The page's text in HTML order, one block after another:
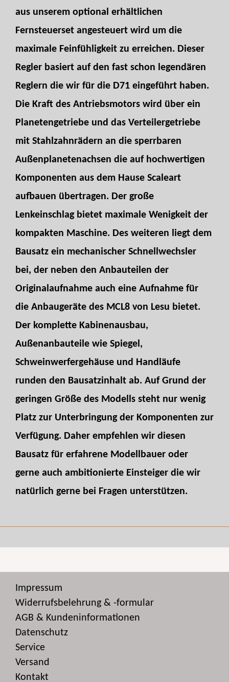
aus unserem optional erhältlichen
Fernsteuerset angesteuert wird um die
maximale Feinfühligkeit zu erreichen. Dieser
Regler basiert auf den fast schon legendären
Reglern die wir für die D71 eingeführt haben.
Die Kraft des Antriebsmotors wird über ein
Planetengetriebe und das Verteilergetriebe
mit Stahlzahnrädern an die sperrbaren
Außenplanetenachsen die auf hochwertigen
Komponenten aus dem Hause Scaleart
aufbauen übertragen. Der große
Lenkeinschlag bietet maximale Wenigkeit der
kompakten Maschine. Des weiteren liegt dem
Bausatz ein mechanischer Schnellwechsler
bei, der neben den Anbauteilen der
Originalaufnahme auch eine Aufnahme für
die Anbaugeräte des MCL8 von Lesu bietet.
Der komplette Kabinenausbau,
Außenanbauteile wie Spiegel,
Schweinwerfergehäuse und Handläufe
runden den Bausatzinhalt ab. Auf Grund der
geringen Größe des Modells steht nur wenig
Platz zur Unterbringung der Komponenten zur
Verfügung. Daher empfehlen wir diesen
Bausatz für erfahrene Modellbauer oder
gerne auch ambitionierte Einsteiger die wir
natürlich gerne bei Fragen unterstützen.
Impressum
Widerrufsbelehrung & -formular
AGB & Kundeninformationen
Datenschutz
Service
Versand
Kontakt